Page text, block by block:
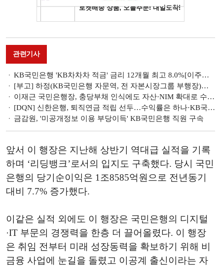
관련기사
KB국민은행 'KB차차차 적금' 금리 12개월 최고 8.0%[이주의 은행 적금금리-8월 1주]
[부고] 하정(KB국민은행 자문역, 전 자본시장그룹 부행장)씨 부친상
이재근 국민은행장, 충당부채 인식에도 자산·NIM 확대로 수익성 방어 [금융사 2024 상반기 실적]
[DQN] 신한은행, 퇴직연금 적립 선두…수익률은 하나·KB국민은행 엎치락뒤치락
금감원, '미공개정보 이용 부당이득' KB국민은행 직원 구속
앞서 이 행장은 지난해 상반기 역대급 실적을 기록
하며 ‘리딩뱅크’로서의 입지도 구축했다. 당시 국민
은행의 당기순이익은 1조8585억원으로 전년동기
대비 7.7% 증가했다.
이같은 실적 외에도 이 행장은 국민은행의 디지털
·IT 부문의 경쟁력을 한층 더 끌어올렸다. 이 행장
은 취임 전부터 미래 성장동력을 확보하기 위해 비
금융 사업에 눈길을 돌렸고 이공계 출신이라는 자